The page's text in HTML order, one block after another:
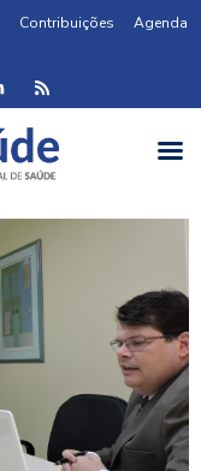
Contribuições
Agenda